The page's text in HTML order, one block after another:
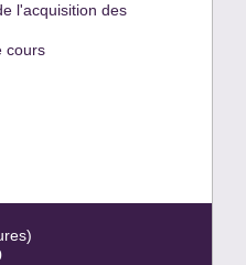
l'acquisition des
cours